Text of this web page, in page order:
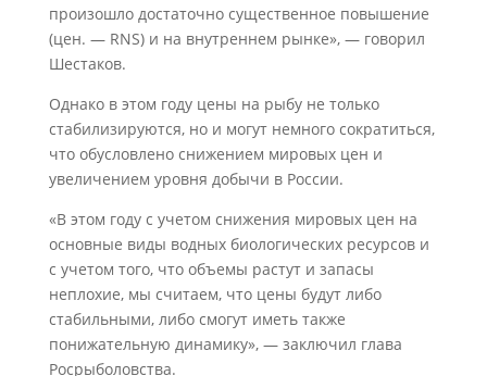
произошло достаточно существенное повышение
(цен. — RNS) и на внутреннем рынке», — говорил
Шестаков.
Однако в этом году цены на рыбу не только
стабилизируются, но и могут немного сократиться,
что обусловлено снижением мировых цен и
увеличением уровня добычи в России.
«В этом году с учетом снижения мировых цен на
основные виды водных биологических ресурсов и
с учетом того, что объемы растут и запасы
неплохие, мы считаем, что цены будут либо
стабильными, либо смогут иметь также
понижательную динамику», — заключил глава
Росрыболовства.